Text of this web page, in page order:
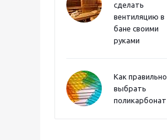
сделать
вентиляцию в
бане своими
руками
Как правильно
выбрать
поликарбонат